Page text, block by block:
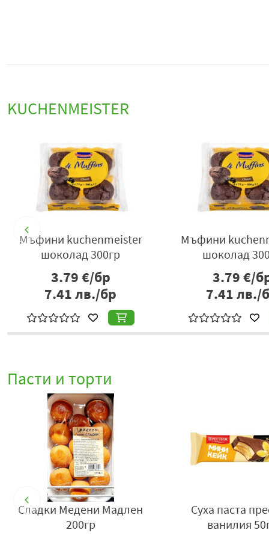
KUCHENMEISTER
Мъфини kuchenmeister
шоколад 300гр
3.79€/бр
7.41лв./бр
Мъфини
шоколад
3.79€/
7.41лв./
Пасти и торти
Руло София крем ванилия
200гр
Суха паста
350гр